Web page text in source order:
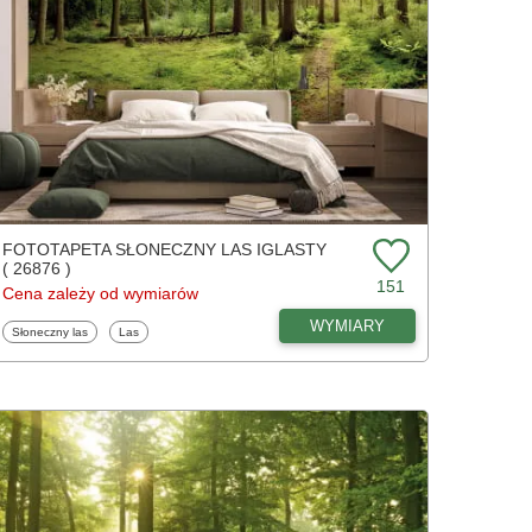
FOTOTAPETA SŁONECZNY LAS IGLASTY
( 26876 )
Cena zależy od wymiarów
151
Fototapety
Słoneczny las Fototapety
Las WYMIARY